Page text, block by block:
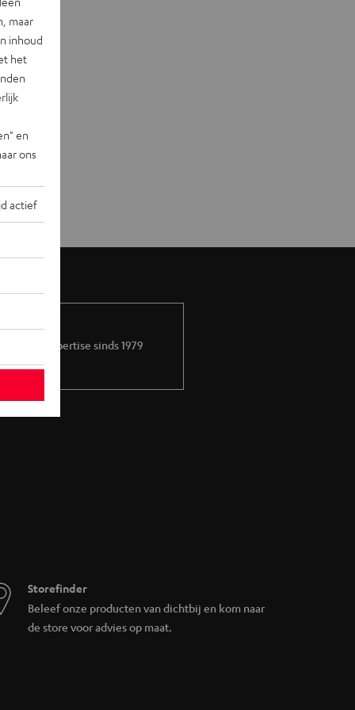
Audio-expertise sinds 1979
Storefinder
Beleef onze producten van dichtbij en kom naar
de store voor advies op maat.
maar
inhoud
het
en
ons
actief